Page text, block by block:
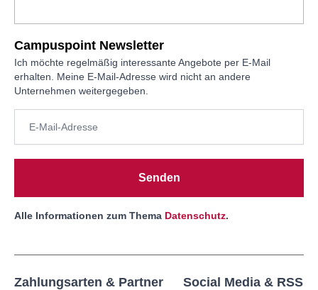
Campuspoint Newsletter
Ich möchte regelmäßig interessante Angebote per E-Mail
erhalten. Meine E-Mail-Adresse wird nicht an andere
Unternehmen weitergegeben.
Senden
Alle Informationen zum Thema Datenschutz.
Zahlungsarten & Partner Social Media & RSS